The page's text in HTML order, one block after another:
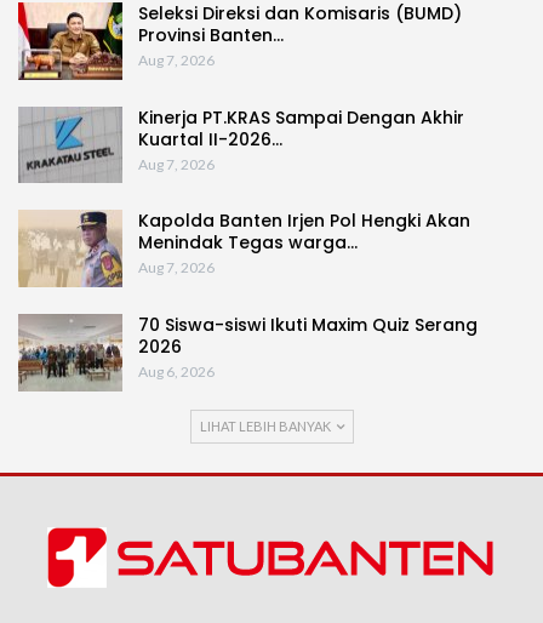
Seleksi Direksi dan Komisaris (BUMD)
Provinsi Banten…
Aug 7, 2026
Kinerja PT.KRAS Sampai Dengan Akhir
Kuartal II-2026…
Aug 7, 2026
Kapolda Banten Irjen Pol Hengki Akan
Menindak Tegas warga…
Aug 7, 2026
70 Siswa-siswi Ikuti Maxim Quiz Serang
2026
Aug 6, 2026
LIHAT LEBIH BANYAK